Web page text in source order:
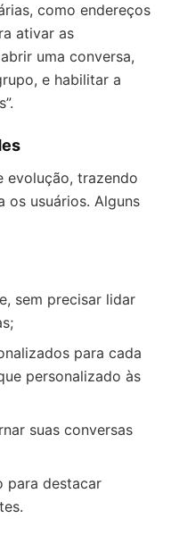
como endereços
ativar as
uma conversa,
e habilitar a
evolução, trazendo
os usuários. Alguns
sem precisar lidar
para cada
personalizado às
suas conversas
para destacar